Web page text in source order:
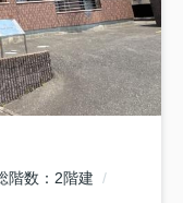
階数
2階建